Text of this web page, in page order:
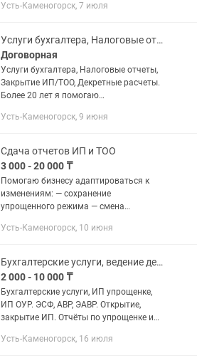
-Работа с ЭСФ, СНТ, оформление
работников...
Усть-Каменогорск, 7 июля
Услуги бухгалтера, Налоговые отчеты, Закрытие ИП/ТОО, Декретные расчеты.
Договорная
Услуги бухгалтера, Налоговые отчеты,
Закрытие ИП/ТОО, Декретные расчеты.
Более 20 лет я помогаю
бухгалтерии, предоставляя полный
Усть-Каменогорск, 9 июня
Сдача отчетов ИП и ТОО
3 000 - 20 000 ₸
Помогаю бизнесу адаптироваться к
изменениям: — сохранение
упрощенного режима — смена
регистрационных данных Полное и
отчеты (Ф 910, 911,...
Усть-Каменогорск, 10 июня
Бухгалтерские услуги, ведение декретниц
2 000 - 10 000 ₸
Бухгалтерские услуги, ИП упрощенке,
ИП ОУР. ЭСФ, АВР, ЭАВР. Открытие,
закрытие ИП. Отчёты по упрощенке и
на безработицу. Ведение ИП, Ведение
Усть-Каменогорск, 16 июля